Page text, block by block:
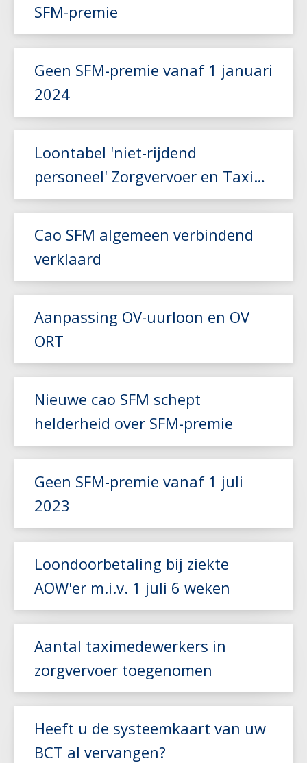
SFM-premie
Geen SFM-premie vanaf 1 januari
2024
Loontabel 'niet-rijdend
personeel' Zorgvervoer en Taxi
aangepast
Cao SFM algemeen verbindend
verklaard
Aanpassing OV-uurloon en OV
ORT
Nieuwe cao SFM schept
helderheid over SFM-premie
Geen SFM-premie vanaf 1 juli
2023
Loondoorbetaling bij ziekte
AOW'er m.i.v. 1 juli 6 weken
Lees meer
Aantal taximedewerkers in
zorgvervoer toegenomen
Heeft u de systeemkaart van uw
BCT al vervangen?